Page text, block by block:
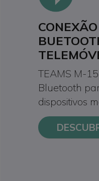
TEAMS M-
Bluetooth
dispositivos